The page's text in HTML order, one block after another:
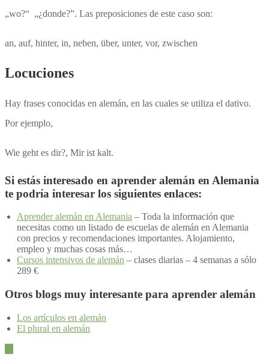
„wo?“ „¿donde?”. Las preposiciones de este caso son:
an, auf, hinter, in, neben, über, unter, vor, zwischen
Locuciones
Hay frases conocidas en alemán, en las cuales se utiliza el dativo.
Por ejemplo,
Wie geht es dir?, Mir ist kalt.
Si estás interesado en aprender alemán en Alemania
te podría interesar los siguientes enlaces:
Aprender alemán en Alemania – Toda la información que
necesitas como un listado de escuelas de alemán en Alemania
con precios y recomendaciones importantes. Alojamiento,
empleo y muchas cosas más…
Cursos intensivos de alemán – clases diarias – 4 semanas a sólo
289 €
Otros blogs muy interesante para aprender alemán
Los artículos en alemán
El plural en alemán